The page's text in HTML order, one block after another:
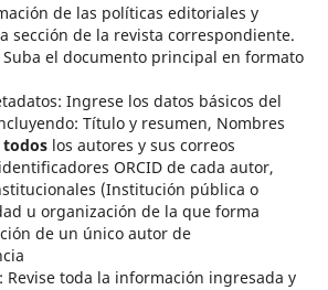
de las políticas editoriales y
sección de la revista correspondiente.
el documento principal en formato
Ingrese los datos básicos del
Título y resumen, Nombres
todoslos autores y sus correos
ORCID de cada autor,
(Institución pública o
u organización de la que forma
de un único autor de
Revise toda la información ingresada y